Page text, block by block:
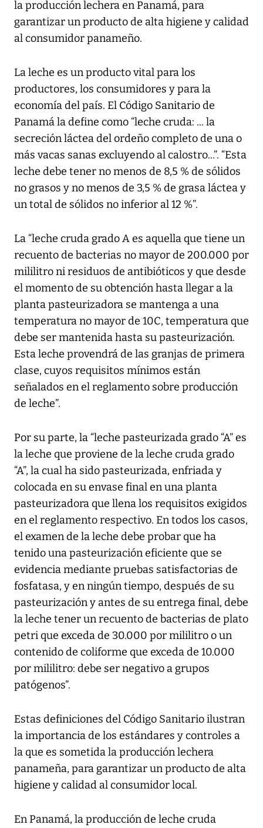
la producción lechera en Panamá, para
garantizar un producto de alta higiene y calidad
al consumidor panameño.
La leche es un producto vital para los
productores, los consumidores y para la
economía del país. El Código Sanitario de
Panamá la define como “leche cruda: ... la
secreción láctea del ordeño completo de una o
más vacas sanas excluyendo al calostro...”. “Esta
leche debe tener no menos de 8,5 % de sólidos
no grasos y no menos de 3,5 % de grasa láctea y
un total de sólidos no inferior al 12 %”.
La “leche cruda grado A es aquella que tiene un
recuento de bacterias no mayor de 200.000 por
mililitro ni residuos de antibióticos y que desde
el momento de su obtención hasta llegar a la
planta pasteurizadora se mantenga a una
temperatura no mayor de 10C, temperatura que
debe ser mantenida hasta su pasteurización.
Esta leche provendrá de las granjas de primera
clase, cuyos requisitos mínimos están
señalados en el reglamento sobre producción
de leche”.
Por su parte, la “leche pasteurizada grado “A” es
la leche que proviene de la leche cruda grado
“A”, la cual ha sido pasteurizada, enfriada y
colocada en su envase final en una planta
pasteurizadora que llena los requisitos exigidos
en el reglamento respectivo. En todos los casos,
el examen de la leche debe probar que ha
tenido una pasteurización eficiente que se
evidencia mediante pruebas satisfactorias de
fosfatasa, y en ningún tiempo, después de su
pasteurización y antes de su entrega final, debe
la leche tener un recuento de bacterias de plato
petri que exceda de 30.000 por mililitro o un
contenido de coliforme que exceda de 10.000
por mililitro: debe ser negativo a grupos
patógenos”.
Estas definiciones del Código Sanitario ilustran
la importancia de los estándares y controles a
la que es sometida la producción lechera
panameña, para garantizar un producto de alta
higiene y calidad al consumidor local.
En Panamá, la producción de leche cruda